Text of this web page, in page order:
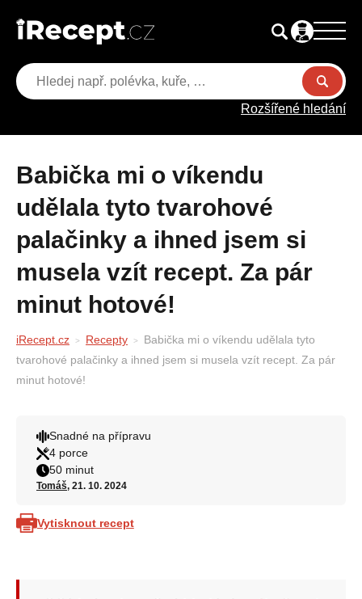
Rozšířené hledání
Babička mi o víkendu
udělala tyto tvarohové
palačinky a ihned jsem si
musela vzít recept. Za pár
minut hotové!
iRecept.cz Recepty
Babička mi o víkendu udělala tyto
tvarohové palačinky a ihned jsem si musela vzít recept. Za pár
minut hotové!
Snadné na přípravu
4 porce
50 minut
Tomáš, 21. 10. 2024
Vytisknout recept